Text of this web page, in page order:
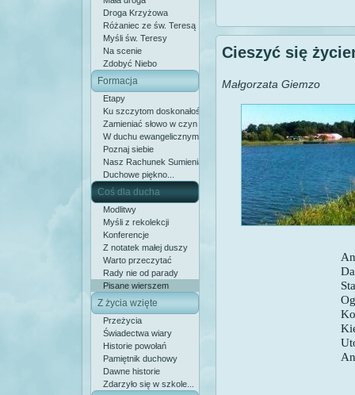
Droga Krzyżowa
Różaniec ze św. Teresą
Myśli św. Teresy
Na scenie
Zdobyć Niebo
Formacja
Etapy
Ku szczytom doskonałości
Zamieniać słowo w czyn
W duchu ewangelicznym
Poznaj siebie
Nasz Rachunek Sumienia
Duchowe piękno...
Coś dla ducha
Modlitwy
Myśli z rekolekcji
Konferencje
Z notatek małej duszy
Warto przeczytać
Rady nie od parady
Pisane wierszem
Z życia wzięte
Przeżycia
Świadectwa wiary
Historie powołań
Pamiętnik duchowy
Dawne historie
Zdarzyło się w szkole...
Cieszyć się
Małgorzata Giemzo